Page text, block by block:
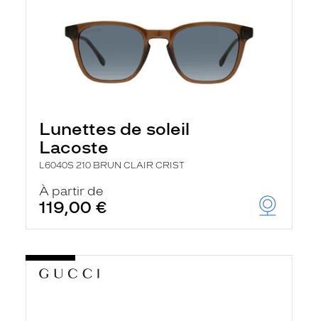
Lunettes de soleil
Lacoste
L6040S 210 BRUN CLAIR CRIST
À partir de
119,00 €